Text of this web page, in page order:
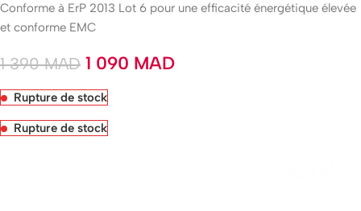
Conforme à ErP 2013 Lot 6 pour une efficacité énergétique élevée
et conforme EMC
1 390MAD 1 090 MAD
Rupture de stock
Rupture de stock